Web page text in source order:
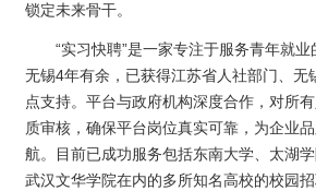
锁定未来骨干。
“实习快聘”是一家专注于服务青年就业
无锡4年有余，已获得江苏省人社部门、无
点支持。平台与政府机构深度合作，对所
质审核，确保平台岗位真实可靠，为企业
航。目前已成功服务包括东南大学、太湖学
武汉文华学院在内的多所知名高校的校园